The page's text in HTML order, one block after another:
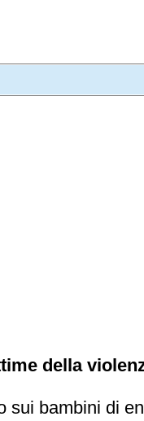
della
sui bambini di